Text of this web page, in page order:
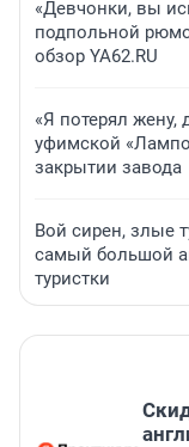
«Девчонки, вы
подпольной
обзор YA62.RU
«Я потерял жену,
уфимской
закрытии завода
Вой сирен, злые
самый большой
туристки